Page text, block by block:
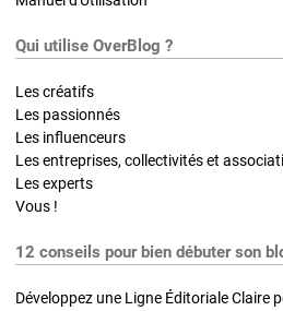
Qui utilise OverBlog ?
Les créatifs
Les passionnés
Les influenceurs
Les entreprises, collectivités et
Les experts
Vous !
12 conseils pour bien débuter son
Développez une Ligne Éditoriale Claire